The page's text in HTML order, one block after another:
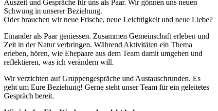
Auszeit und Gespräche für uns als Paar. Wir gönnen uns neuen
Schwung in unserer Beziehung.
Oder brauchen wir neue Frische, neue Leichtigkeit und neue Liebe?
Einander als Paar geniessen. Zusammen Gemeinschaft erleben und
Zeit in der Natur verbringen. Während Aktivitäten ein Thema
erleben, hören, wie Ehepaare aus dem Team damit umgehen und
reflektieren, was ich verändern will.
Wir verzichten auf Gruppengespräche und Austauschrunden. Es
geht um Eure Beziehung! Gerne steht unser Team für ein geleitetes
Gespräch bereit.